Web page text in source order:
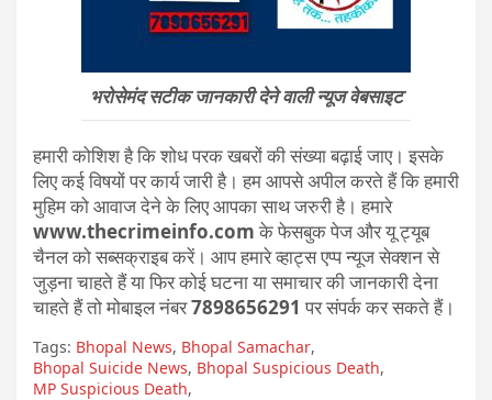
भरोसेमंद सटीक जानकारी देने वाली न्यूज वेबसाइट
हमारी कोशिश है कि शोध परक खबरों की संख्या बढ़ाई जाए। इसके
लिए कई विषयों पर कार्य जारी है। हम आपसे अपील करते हैं कि हमारी
मुहिम को आवाज देने के लिए आपका साथ जरुरी है। हमारे
www.thecrimeinfo.comके फेसबुक पेज और यू ट्यूब
चैनल को सब्सक्राइब करें। आप हमारे व्हाट्स एप्प न्यूज सेक्शन से
जुड़ना चाहते हैं या फिर कोई घटना या समाचार की जानकारी देना
चाहते हैं तो मोबाइल नंबर7898656291 पर संपर्क कर सकते हैं।
Tags: Bhopal News, Bhopal Samachar,
Bhopal Suicide News, Bhopal Suspicious Death,
MP Suspicious Death,